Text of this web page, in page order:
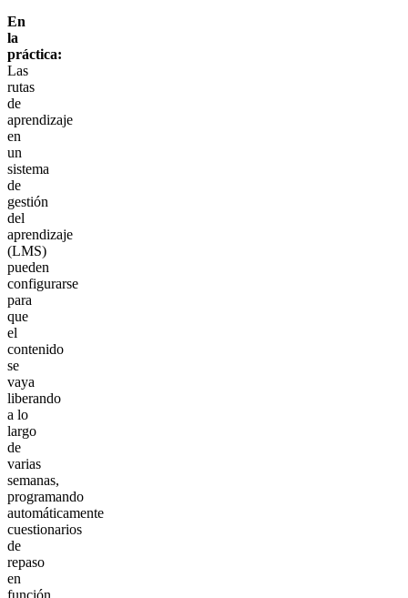
En
la
práctica:
Las
rutas
de
aprendizaje
en
un
sistema
de
gestión
del
aprendizaje
(LMS)
pueden
configurarse
para
que
el
contenido
se
vaya
liberando
a lo
largo
de
varias
semanas,
programando
automáticamente
cuestionarios
de
repaso
en
función